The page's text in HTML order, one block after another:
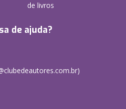
de livros
de ajuda?